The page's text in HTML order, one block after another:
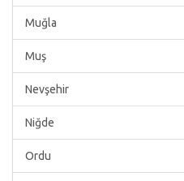
Muğla
Muş
Nevşehir
Niğde
Ordu